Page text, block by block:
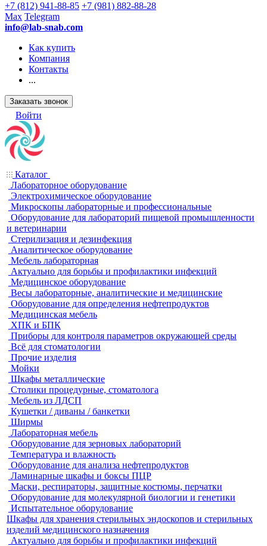
+7 (812) 941-88-85 +7 (981) 882-88-28
Max Telegram
info@lab-snab.com
Как купить
Компания
Контакты
...
Заказать звонок
Войти
Каталог
Лабораторное оборудование
Электрохимическое оборудование
Микроскопы лабораторные и профессиональные
Оборудование для лабораторий пищевой промышленности
и ветеринарии
Стерилизация и дезинфекция
Аналитическое оборудование
Мебель лабораторная
Актуально для борьбы и профилактики инфекций
Медицинское оборудование
Весы лабораторные, аналитические и медицинские
Оборудование для определения нефтепродуктов
Медицинская мебель
ХПК и БПК
Приборы для контроля параметров окружающей среды
Всё для стоматологии
Прочие изделия
Мойки
Шкафы металлические
Столики процедурные, стоматолога
Мебель из ЛДСП
Кушетки / диваны / банкетки
Ширмы
Лабораторная мебель
Оборудование для зерновых лабораторий
Температура и влажность
Оборудование для анализа нефтепродуктов
Ламинарные шкафы и боксы ПЦР
Маски, респираторы, защитные костюмы, перчатки
Оборудование для молекулярной биологии и генетики
Испытательное оборудование
Шкафы для хранения стерильных эндоскопов и стерильных
изделий медицинского назначения
Актуально для борьбы и профилактики инфекций